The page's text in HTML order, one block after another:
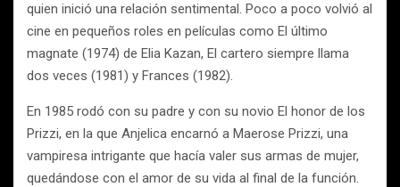
quien inició una relación sentimental. Poco a poco volvió al
cine en pequeños roles en películas como El último
magnate (1974) de Elia Kazan, El cartero siempre llama
dos veces (1981) y Frances (1982).
En 1985 rodó con su padre y con su novio El honor de los
Prizzi, en la que Anjelica encarnó a Maerose Prizzi, una
vampiresa intrigante que hacía valer sus armas de mujer,
quedándose con el amor de su vida al final de la función.